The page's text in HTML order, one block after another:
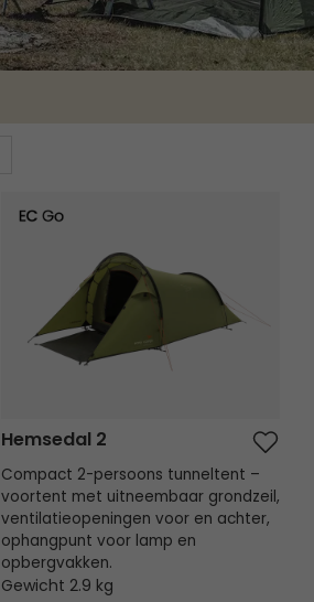
Hemsedal 2
Compact 2-persoons tunneltent –
voortent met uitneembaar grondzeil,
ventilatieopeningen voor en achter,
ophangpunt voor lamp en
opbergvakken.
Gewicht 2.9 kg